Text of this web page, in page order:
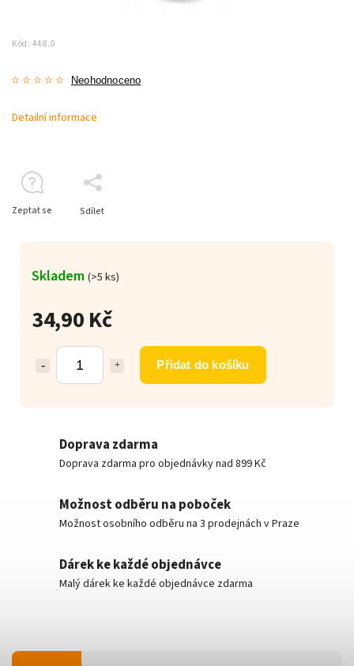
Kód: 448.0
Neohodnoceno
34,90 Kč
Přidat do košíku
Skladem (>5 ks)
Detailní informace
Zeptat se Sdílet
Doprava zdarma
Doprava zdarma pro objednávky nad 899 Kč
Možnost odběru na poboček
Možnost osobního odběru na 3 prodejnách v Praze
Dárek ke každé objednávce
Malý dárek ke každé objednávce zdarma